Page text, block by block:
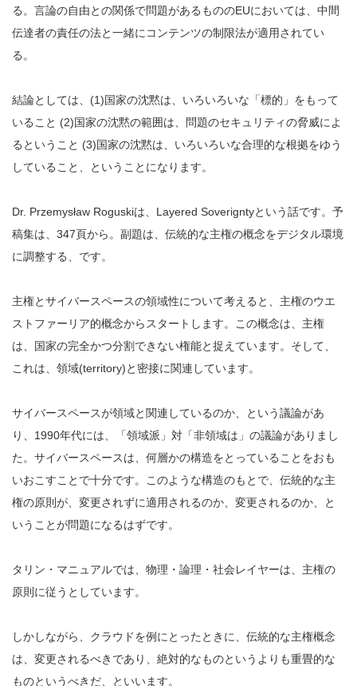
る。言論の自由との関係で問題があるもののEUにおいては、中間
伝達者の責任の法と一緒にコンテンツの制限法が適用されてい
る。
結論としては、(1)国家の沈黙は、いろいろいな「標的」をもって
いること (2)国家の沈黙の範囲は、問題のセキュリティの脅威によ
るということ (3)国家の沈黙は、いろいろいな合理的な根拠をゆう
していること、ということになります。
Dr. Przemysław Roguskiは、Layered Soverigntyという話です。予
稿集は、347頁から。副題は、伝統的な主権の概念をデジタル環境
に調整する、です。
主権とサイバースペースの領域性について考えると、主権のウエ
ストファーリア的概念からスタートします。この概念は、主権
は、国家の完全かつ分割できない権能と捉えています。そして、
これは、領域(territory)と密接に関連しています。
サイバースペースが領域と関連しているのか、という議論があ
り、1990年代には、「領域派」対「非領域は」の議論がありまし
た。サイバースペースは、何層かの構造をとっていることをおも
いおこすことで十分です。このような構造のもとで、伝統的な主
権の原則が、変更されずに適用されるのか、変更されるのか、と
いうことが問題になるはずです。
タリン・マニュアルでは、物理・論理・社会レイヤーは、主権の
原則に従うとしています。
しかしながら、クラウドを例にとったときに、伝統的な主権概念
は、変更されるべきであり、絶対的なものというよりも重畳的な
ものというべきだ、といいます。